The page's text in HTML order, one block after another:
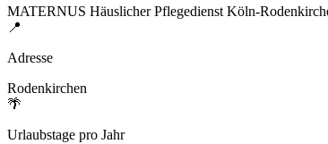
MATERNUS Häuslicher Pflegedienst Köln-
📍
Adresse
Rodenkirchen
🌴
Urlaubstage pro Jahr